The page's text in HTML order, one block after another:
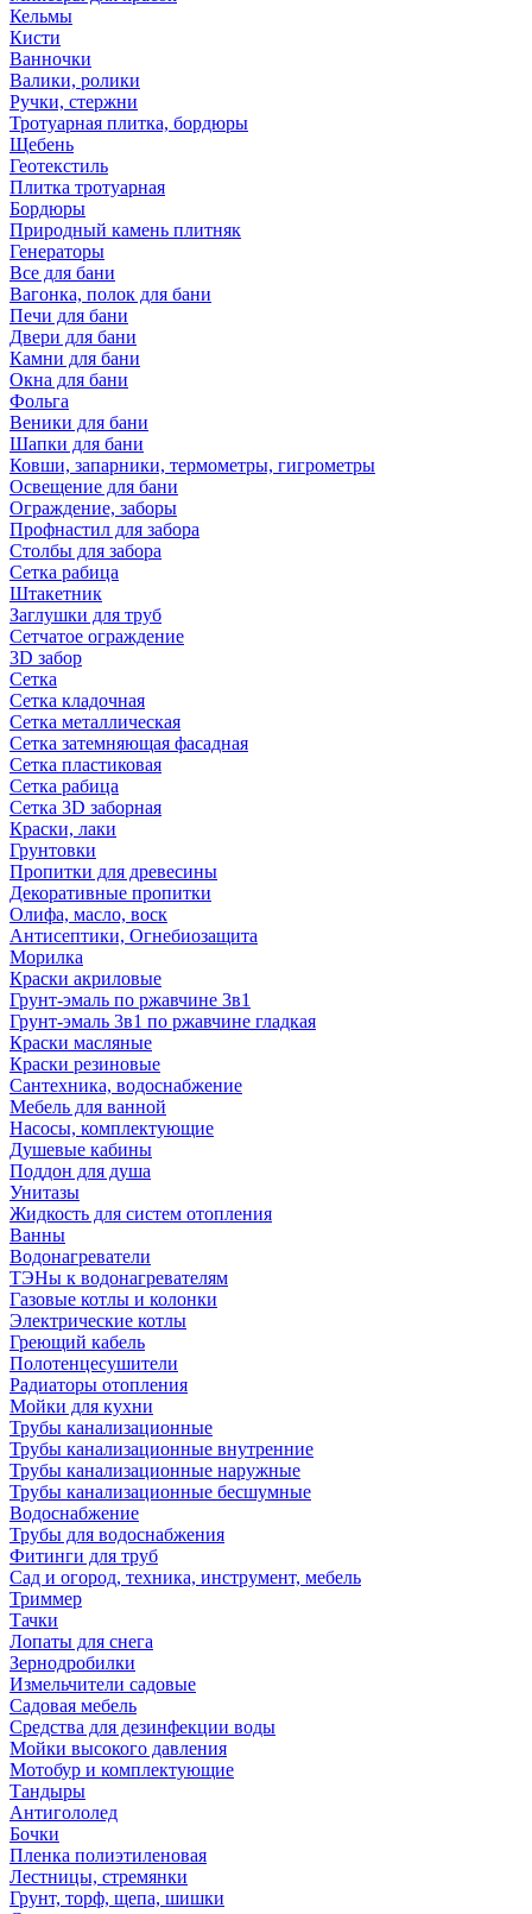
Кельмы
Кисти
Ванночки
Валики, ролики
Ручки, стержни
Тротуарная плитка, бордюры
Щебень
Геотекстиль
Плитка тротуарная
Бордюры
Природный камень плитняк
Генераторы
Все для бани
Вагонка, полок для бани
Печи для бани
Двери для бани
Камни для бани
Окна для бани
Фольга
Веники для бани
Шапки для бани
Ковши, запарники, термометры, гигрометры
Освещение для бани
Ограждение, заборы
Профнастил для забора
Столбы для забора
Сетка рабица
Штакетник
Заглушки для труб
Сетчатое ограждение
3D забор
Сетка
Сетка кладочная
Сетка металлическая
Сетка затемняющая фасадная
Сетка пластиковая
Сетка рабица
Сетка 3D заборная
Краски, лаки
Грунтовки
Пропитки для древесины
Декоративные пропитки
Олифа, масло, воск
Антисептики, Огнебиозащита
Морилка
Краски акриловые
Грунт-эмаль по ржавчине 3в1
Грунт-эмаль 3в1 по ржавчине гладкая
Краски масляные
Краски резиновые
Сантехника, водоснабжение
Мебель для ванной
Насосы, комплектующие
Душевые кабины
Поддон для душа
Унитазы
Жидкость для систем отопления
Ванны
Водонагреватели
ТЭНы к водонагревателям
Газовые котлы и колонки
Электрические котлы
Греющий кабель
Полотенцесушители
Радиаторы отопления
Мойки для кухни
Трубы канализационные
Трубы канализационные внутренние
Трубы канализационные наружные
Трубы канализационные бесшумные
Водоснабжение
Трубы для водоснабжения
Фитинги для труб
Сад и огород, техника, инструмент, мебель
Триммер
Тачки
Лопаты для снега
Зернодробилки
Измельчители садовые
Садовая мебель
Средства для дезинфекции воды
Мойки высокого давления
Мотобур и комплектующие
Тандыры
Антигололед
Бочки
Пленка полиэтиленовая
Лестницы, стремянки
Грунт, торф, щепа, шишки